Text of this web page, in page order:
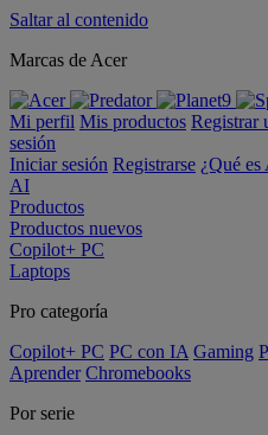
Saltar al contenido
Marcas de Acer
Mi perfil Mis productos Registrar
sesión
Iniciar sesión Registrarse ¿Qué
AI
Productos
Productos nuevos
Copilot+ PC
Laptops
Pro categoría
Copilot+ PC PC con IA Gaming
Aprender Chromebooks
Por serie